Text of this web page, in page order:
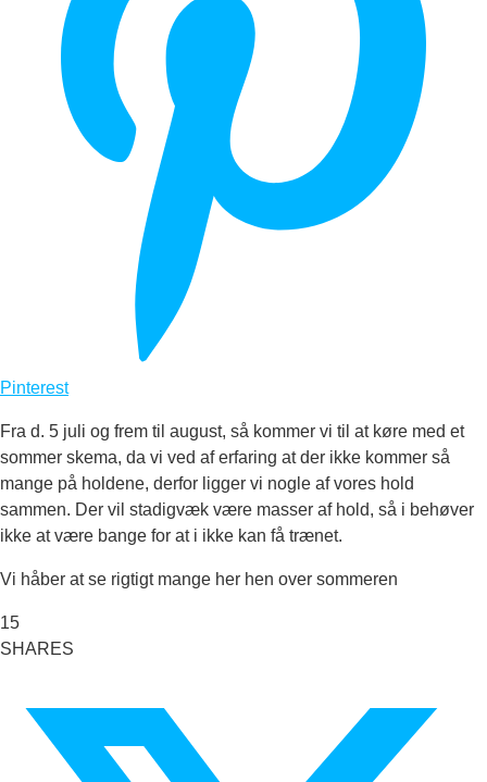
Pinterest
Fra d. 5 juli og frem til august, så kommer vi til at køre med et
sommer skema, da vi ved af erfaring at der ikke kommer så
mange på holdene, derfor ligger vi nogle af vores hold
sammen. Der vil stadigvæk være masser af hold, så i behøver
ikke at være bange for at i ikke kan få trænet.
Vi håber at se rigtigt mange her hen over sommeren
15
SHARES